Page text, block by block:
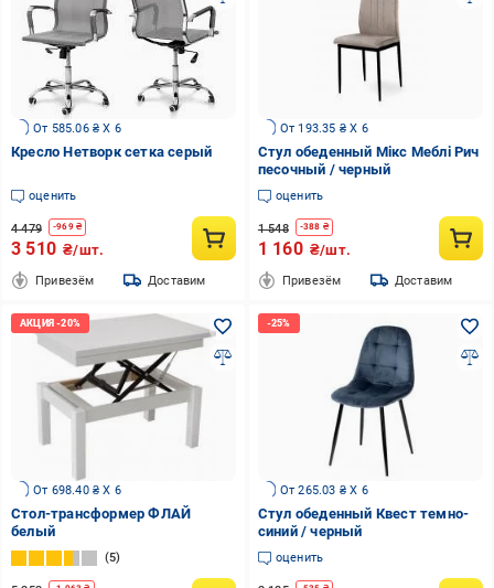
От 585.06 ₴ X 6
Кресло Нетворк сетка серый
оценить
4 479 -969₴
3 510 ₴/шт.
Привезём Доставим
От 193.35 ₴ X 6
Стул обеденный Мікс Меблі Рич
песочный / черный
оценить
1 548 -388 ₴
1 160 ₴/шт.
Привезём Доставим
От 698.40 ₴ X 6
Стол-трансформер ФЛАЙ
белый
5
От 265.03 ₴ X 6
Стул обеденный Квест темно-
синий / черный
оценить